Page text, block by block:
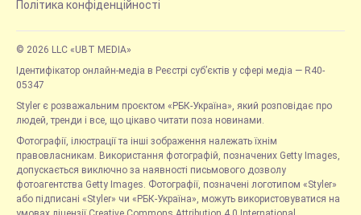
Політика конфіденційності
© 2026 LLC «UBT MEDIA»
Ідентифікатор онлайн-медіа в Реєстрі суб’єктів у сфері медіа — R40-
05347
Styler є розважальним проєктом «РБК-Україна», який розповідає про
людей, тренди і все, що цікаво читати поза новинами.
Фотографії, ілюстрації та інші зображення належать їхнім
правовласникам. Використання фотографій, позначених Getty Images,
допускається виключно за наявності письмового дозволу
фотоагентства Getty Images. Фотографії, позначені логотипом «Styler»
або підписані «Styler» чи «РБК-Україна», можуть використовуватися на